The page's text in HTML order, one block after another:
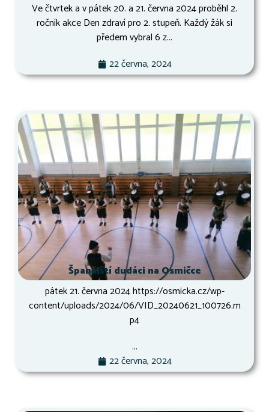
Ve čtvrtek a v pátek 20. a 21. června 2024 proběhl 2.
ročník akce Den zdraví pro 2. stupeň. Každý žák si
předem vybral 6 z...
22 června, 2024
Španělští dudáci na Osmičce
pátek 21. června 2024 https://osmicka.cz/wp-
content/uploads/2024/06/VID_20240621_100726.m
p4
...
22 června, 2024